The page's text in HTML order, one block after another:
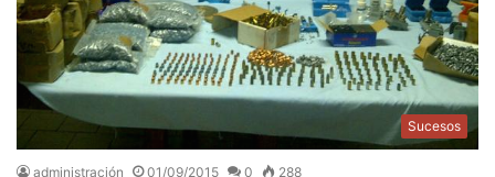
Sucesos
administración 01/09/2015 0 288